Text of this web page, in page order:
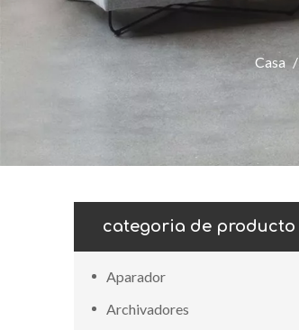
Casa /
categoria de producto
Aparador
Archivadores